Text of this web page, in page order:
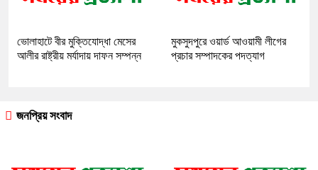
ভোলাহাটে বীর মুক্তিযোদ্ধা মেসের
আলীর রাষ্ট্রীয় মর্যাদায় দাফন সম্পন্ন
মুকসুদপুরে ওয়ার্ড আওয়ামী লীগের
প্রচার সম্পাদকের পদত্যাগ
জনপ্রিয় সংবাদ